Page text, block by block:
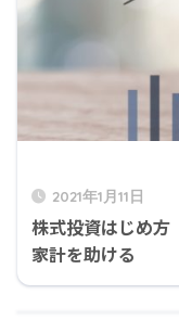
2021年1月11日
株式投資はじめ方
家計を助ける